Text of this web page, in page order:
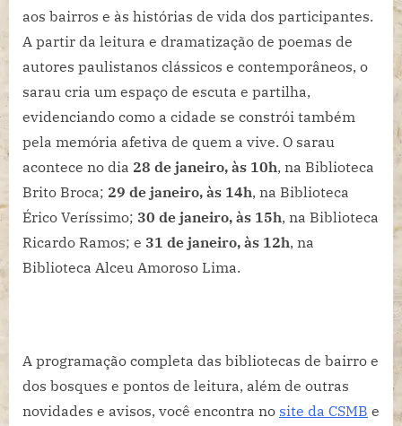
aos bairros e às histórias de vida dos participantes.
A partir da leitura e dramatização de poemas de
autores paulistanos clássicos e contemporâneos, o
sarau cria um espaço de escuta e partilha,
evidenciando como a cidade se constrói também
pela memória afetiva de quem a vive. O sarau
acontece no dia 28 de janeiro, às 10h, na Biblioteca
Brito Broca; 29 de janeiro, às 14h, na Biblioteca
Érico Veríssimo; 30 de janeiro, às 15h, na Biblioteca
Ricardo Ramos; e 31 de janeiro, às 12h, na
Biblioteca Alceu Amoroso Lima.
A programação completa das bibliotecas de bairro e
dos bosques e pontos de leitura, além de outras
novidades e avisos, você encontra no site da CSMB e